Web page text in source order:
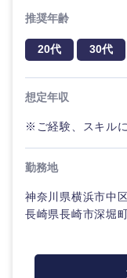
推奨年齢
20代 30代
想定年収
※ご経験、スキル
勤務地
神奈川県横浜市中
長崎県長崎市深堀